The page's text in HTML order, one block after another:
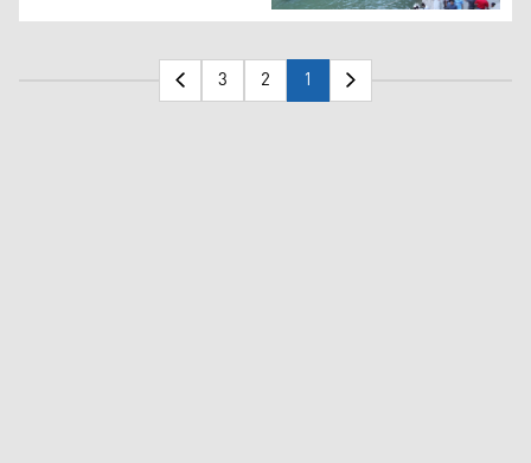
استكمال الاستعدادات لاستقبال السياح خلال العيد واللجان
1
2
3